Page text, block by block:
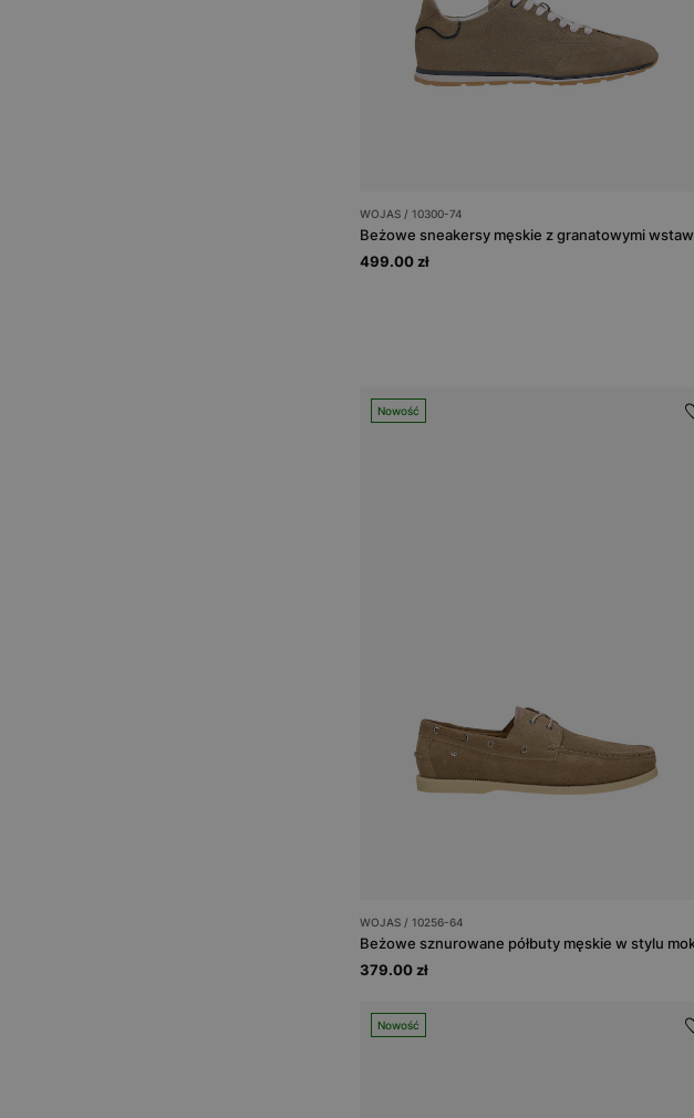
WOJAS / 10300-74
499.00 zł
Nowość
WOJAS / 10256-64
379.00 zł
Nowość